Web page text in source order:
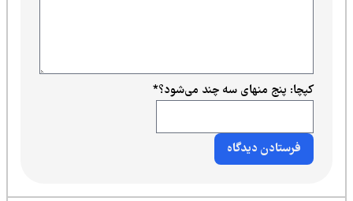
کپچا: پنج منهای سه چند می‌شود؟*